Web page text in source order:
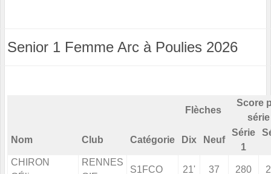
Senior 1 Femme Arc à Poulies 2026
Flèches
Score
série
Nom Club Catégorie Dix Neuf
Série
1
CHIRON
RENNES
S1FCO 21' 37 280